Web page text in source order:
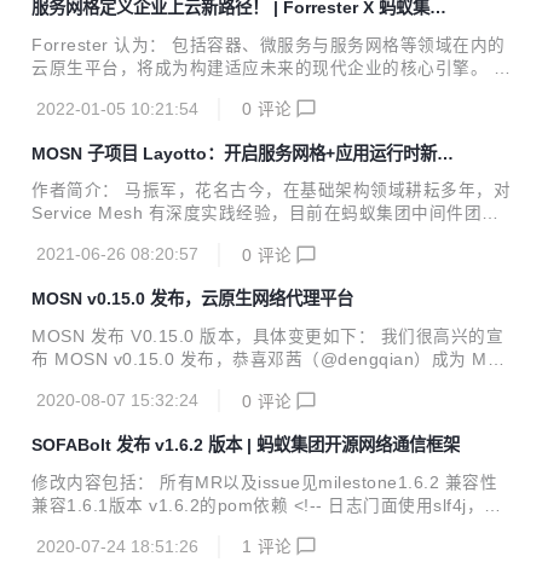
ve Computing Foundation）致力于云原生技术的普及和可持
续发展。 CNCF Landscape 意图从云原生的层次结构，以及
不同的功能组成上，让用户了解云原生体系的全貌。同时，...
服务网格定义企业上云新路径！ | Forrester X 蚂蚁集团
发布服务网格白皮书
Forrester 认为： 包括容器、微服务与服务网格等领域在内的
云原生平台，将成为构建适应未来的现代企业的核心引擎。 在
全维度挑战，企业必须将服务网格技术与微服务有效结合，才
异构变革日新月异，这是基础设施层明确的发展趋势。值得关
注的是，随着基础设施的复杂度越来越高，也为整个基础设施
的统一资源调度带来了极大挑战。 在越来越复杂的异构基础设
设施带来的挑战，企业如何最大化上云价值？ 服务网格（SO
2022-01-05 10:21:54 0 评论
MOSN 子项目 Layotto：开启服务网格+应用运行时新篇
章
作者简介： 马振军，花名古今，在基础架构领域耕耘多年，对
Service Mesh 有深度实践经验，目前在蚂蚁集团中间件团队
Hub 地址: https://github.com/mosn/layotto 点击链接即可观
Service Mesh 在微服务领域已经非常流行，越来越多的公司
开始在内部落地，蚂蚁从 Service Mesh 刚出现的时候开始，
就一直在这个方向上大力投入，到目前为止，内部的 Mesh 方
2021-06-26 08:20:57 0 评论
MOSN v0.15.0 发布，云原生网络代理平台
MOSN 发布 V0.15.0 版本，具体变更如下： 我们很高兴的宣
布 MOSN v0.15.0 发布，恭喜邓茜（@dengqian）成为 MO
该版本的变更日志。 新功能 路由 Path Rewrite 支持按照正则
增字段： 扩展配置字段，可通过扩展配置字段自定义启动配
置；Dubbo 服务发现配置通过扩展的配置字段实现 @cch123
支持 DSL 新特性，可以方便的对请求的处理行为进行控制 @
wangfakang StreamFilter 新增流...
2020-08-07 15:32:24 0 评论
SOFABolt 发布 v1.6.2 版本 | 蚂蚁集团开源网络通信框架
修改内容包括： 所有MR以及issue见milestone1.6.2 兼容性
兼容1.6.1版本 v1.6.2的pom依赖 <!-- 日志门面使用slf4j，日
hub.com/alipay/sofa-bolt/wiki/log_implementation_jar -->
2020-07-24 18:51:26 1 评论